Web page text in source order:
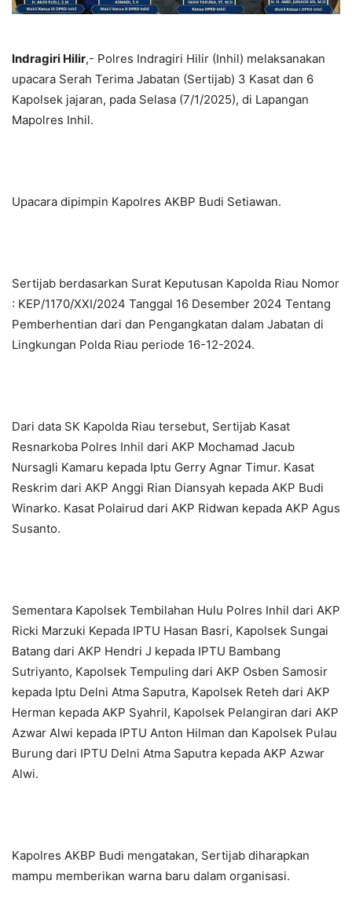
Indragiri Hilir,- Polres Indragiri Hilir (Inhil) melaksanakan
upacara Serah Terima Jabatan (Sertijab) 3 Kasat dan 6
Kapolsek jajaran, pada Selasa (7/1/2025), di Lapangan
Mapolres Inhil.
Upacara dipimpin Kapolres AKBP Budi Setiawan.
Sertijab berdasarkan Surat Keputusan Kapolda Riau Nomor
: KEP/1170/XXI/2024 Tanggal 16 Desember 2024 Tentang
Pemberhentian dari dan Pengangkatan dalam Jabatan di
Lingkungan Polda Riau periode 16-12-2024.
Dari data SK Kapolda Riau tersebut, Sertijab Kasat
Resnarkoba Polres Inhil dari AKP Mochamad Jacub
Nursagli Kamaru kepada Iptu Gerry Agnar Timur. Kasat
Reskrim dari AKP Anggi Rian Diansyah kepada AKP Budi
Winarko. Kasat Polairud dari AKP Ridwan kepada AKP Agus
Susanto.
Sementara Kapolsek Tembilahan Hulu Polres Inhil dari AKP
Ricki Marzuki Kepada IPTU Hasan Basri, Kapolsek Sungai
Batang dari AKP Hendri J kepada IPTU Bambang
Sutriyanto, Kapolsek Tempuling dari AKP Osben Samosir
kepada Iptu Delni Atma Saputra, Kapolsek Reteh dari AKP
Herman kepada AKP Syahril, Kapolsek Pelangiran dari AKP
Azwar Alwi kepada IPTU Anton Hilman dan Kapolsek Pulau
Burung dari IPTU Delni Atma Saputra kepada AKP Azwar
Alwi.
Kapolres AKBP Budi mengatakan, Sertijab diharapkan
mampu memberikan warna baru dalam organisasi.